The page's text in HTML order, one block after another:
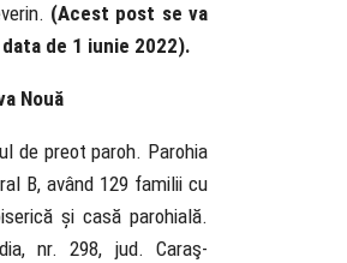
(Acest post se va
de 1 iunie 2022).
Nouă
de preot paroh. Parohia
B, având 129 familii cu
și casă parohială.
nr. 298, jud. Caraş-